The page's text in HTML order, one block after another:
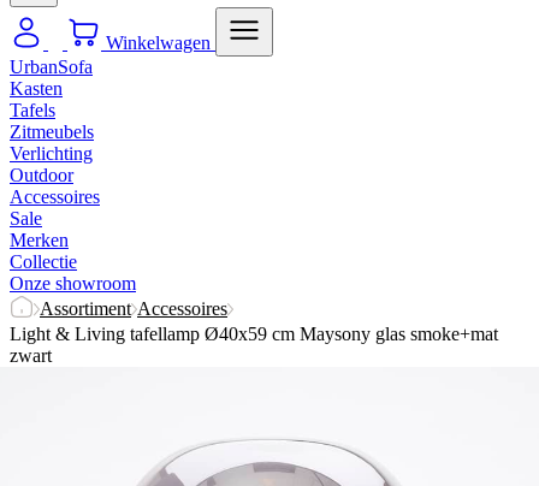
Winkelwagen
UrbanSofa
Kasten
Tafels
Zitmeubels
Verlichting
Outdoor
Accessoires
Sale
Merken
Collectie
Onze showroom
Assortiment Accessoires
Light & Living tafellamp Ø40x59 cm Maysony glas smoke+mat
zwart